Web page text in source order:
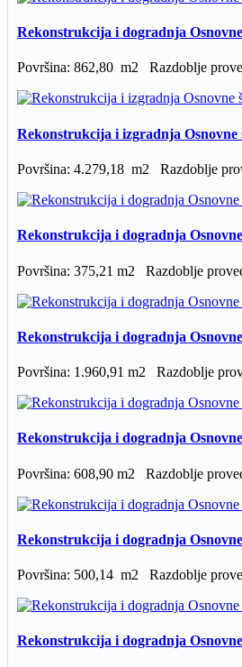
Rekonstrukcija i dogradnja
Površina: 862,80 m2 Razdoblje
Rekonstrukcija i izgradnja
Površina: 4.279,18 m2 Razdoblje
Rekonstrukcija i dogradnja
Površina: 375,21 m2 Razdoblje
Rekonstrukcija i dogradnja
Površina: 1.960,91 m2 Razdoblje
Rekonstrukcija i dogradnja
Površina: 608,90 m2 Razdoblje
Rekonstrukcija i dogradnja
Površina: 500,14 m2 Razdoblje
Rekonstrukcija i dogradnja